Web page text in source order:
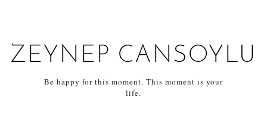
ZEYNEP CANSOYLU
Be happy for this moment. This moment is your
life.